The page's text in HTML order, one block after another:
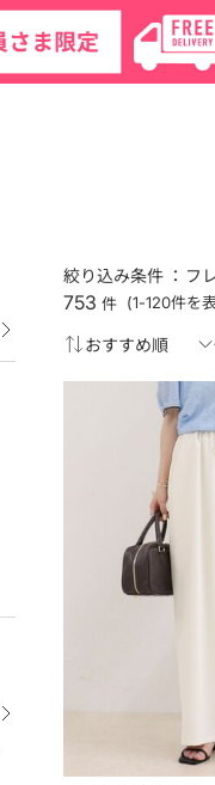
絞り込み条件 ： フ
753 件 (1-120件を